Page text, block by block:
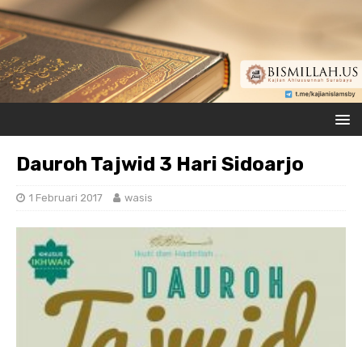
Dauroh Tajwid 3 Hari Sidoarjo
1 Februari 2017 wasis